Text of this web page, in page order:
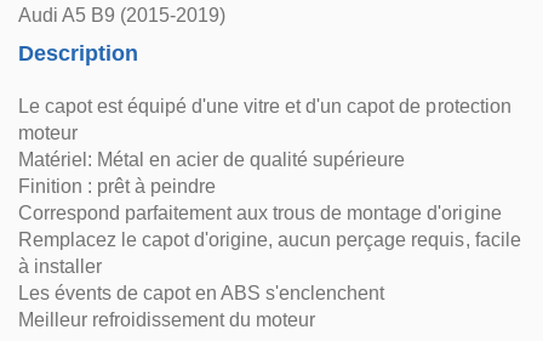
Audi A5 B9 (2015-2019)
Description
Le capot est équipé d'une vitre et d'un capot de protection
moteur
Matériel: Métal en acier de qualité supérieure
Finition : prêt à peindre
Correspond parfaitement aux trous de montage d'origine
Remplacez le capot d'origine, aucun perçage requis, facile
à installer
Les évents de capot en ABS s'enclenchent
Meilleur refroidissement du moteur